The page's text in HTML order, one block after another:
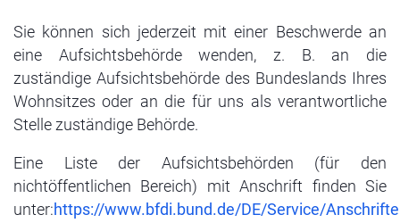
Sie können sich jederzeit mit einer Beschwerde an
eine Aufsichtsbehörde wenden, z. B. an die
zuständige Aufsichtsbehörde des Bundeslands Ihres
Wohnsitzes oder an die für uns als verantwortliche
Stelle zuständige Behörde.
Eine Liste der Aufsichtsbehörden (für den
nichtöffentlichen Bereich) mit Anschrift finden Sie
unter:https://www.bfdi.bund.de/DE/Service/